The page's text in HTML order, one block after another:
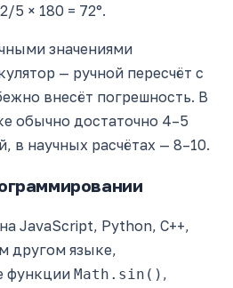
× 180 = 72°.
значениями
— ручной пересчёт с
внесёт погрешность. В
обычно достаточно 4–5
в научных расчётах — 8–10.
JavaScript, Python, C++,
другом языке,
функции Math.sin() ,